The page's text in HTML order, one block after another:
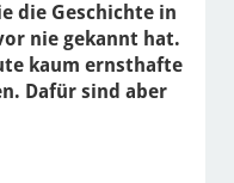
die Geschichte in
nie gekannt hat.
kaum ernsthafte
Dafür sind aber